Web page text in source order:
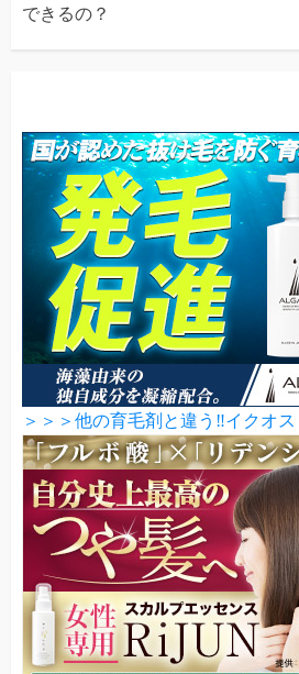
できるの？
＞＞＞他の育毛剤と違う‼イクオス